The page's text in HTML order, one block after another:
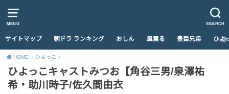
MENU SEARCH
サイトマップ 朝ドラ ランキング おしん 風薫る 豊臣兄弟 ひよ
HOME ひよっこ
ひよっこキャストみつお【角谷三男/泉澤祐
希・助川時子/佐久間由衣